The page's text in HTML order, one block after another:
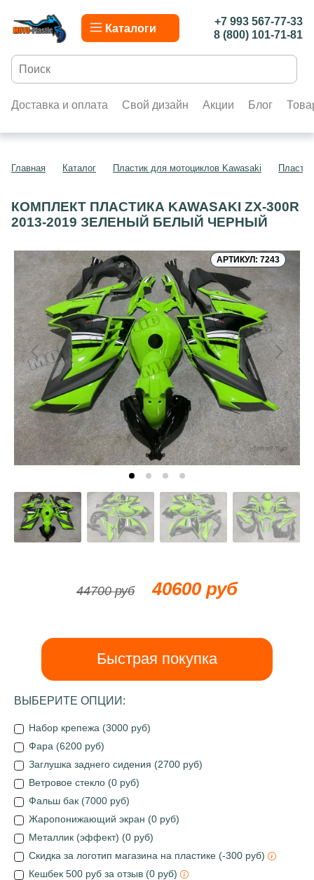
Каталоги
+7 993 567-77-33
8 (800) 101-71-81
Доставка и оплата Свой дизайн Акции Блог
Главная Каталог Пластик для мотоциклов Kawasaki
КОМПЛЕКТ ПЛАСТИКА KAWASAKI ZX-300R
2013-2019 ЗЕЛЕНЫЙ БЕЛЫЙ ЧЕРНЫЙ
АРТИКУЛ: 7243
44700 руб 40600 руб
Быстрая покупка
ВЫБЕРИТЕ ОПЦИИ:
Набор крепежа (3000 руб)
Фара (6200 руб)
Заглушка заднего сидения (2700 руб)
Ветровое стекло (0 руб)
Фальш бак (7000 руб)
Жаропонижающий экран (0 руб)
Металлик (эффект) (0 руб)
Скидка за логотип магазина на пластике (-300 руб)
Кешбек 500 руб за отзыв (0 руб)